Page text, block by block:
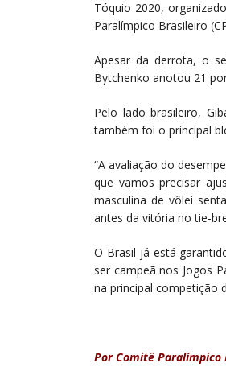
Tóquio 2020,
Paralímpico Brasileiro
Apesar da derrota, o
Bytchenko anotou 21
Pelo lado brasileiro,
também foi o principal
“A avaliação do
que vamos precisar
masculina de vôlei
antes da vitória no tie-
O Brasil já está
ser campeã nos Jogos
na principal competição
Por Comitê Paralímpico